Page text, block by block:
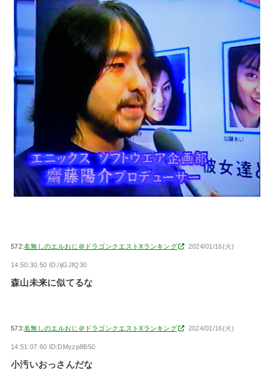
572:名無しのエルおじ＠ドラゴンクエストXランキング 2024/01/16(火)
14:50:30.50 ID:/ijGJfQ30
森山未来に似てるな
573:名無しのエルおじ＠ドラゴンクエストXランキング 2024/01/16(火)
14:51:07.60 ID:DMyzp8B50
小汚いおっさんだな